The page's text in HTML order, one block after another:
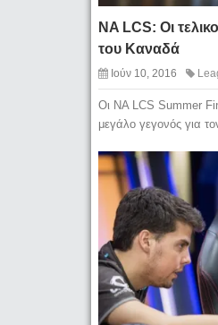
NA LCS: Οι
του Καναδά
Ιούν 10, 2016
Οι NA LCS Summer
μεγάλο γεγονός για